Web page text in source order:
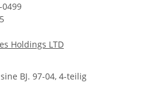
0499
Holdings LTD
BJ. 97-04, 4-teilig